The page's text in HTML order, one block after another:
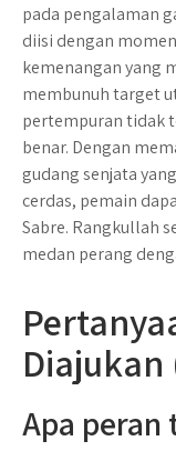
pada pengalaman
diisi dengan
kemenangan yang
membunuh target
pertempuran tidak
benar. Dengan
gudang senjata
cerdas, pemain
Sabre. Rangkullah
medan perang
Diajukan
Apa peran